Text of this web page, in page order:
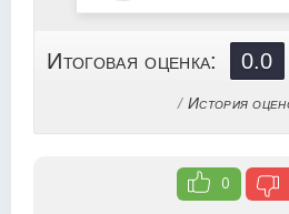
Итоговая оценка: 0.0
/ История
0